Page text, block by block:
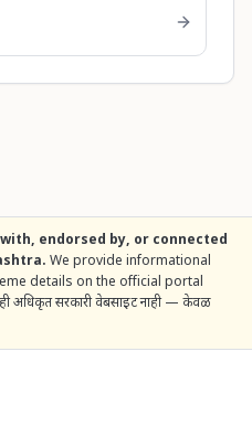
endorsed by, or connected
We provide informational
details on the official portal
अधिकृत सरकारी वेबसाइट नाही — केवळ